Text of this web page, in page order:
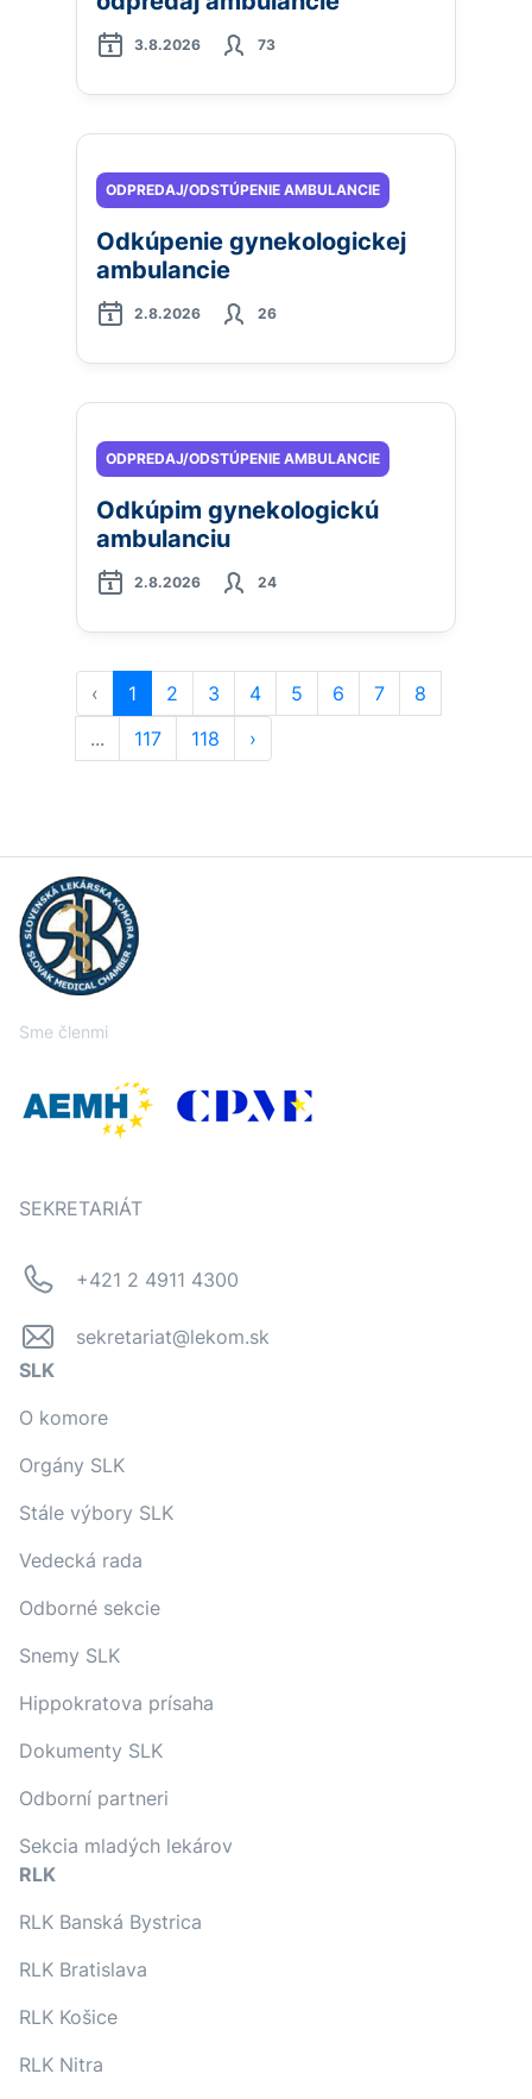
3.8.2026 73
ODPREDAJ/ODSTÚPENIE AMBULANCIE
Odkúpenie gynekologickej
ambulancie
2.8.2026 26
ODPREDAJ/ODSTÚPENIE AMBULANCIE
Odkúpim gynekologickú
ambulanciu
2.8.2026 24
‹ 1 2 3 4 5 6 7
8
...
117 118 ›
Sme členmi
SEKRETARIÁT
+421 2 4911 4300
sekretariat@lekom.sk
SLK
O komore
Orgány SLK
Stále výbory SLK
Vedecká rada
Odborné sekcie
Snemy SLK
Hippokratova prísaha
Dokumenty SLK
Odborní partneri
Sekcia mladých lekárov
RLK
RLK Banská Bystrica
RLK Bratislava
RLK Košice
RLK Nitra